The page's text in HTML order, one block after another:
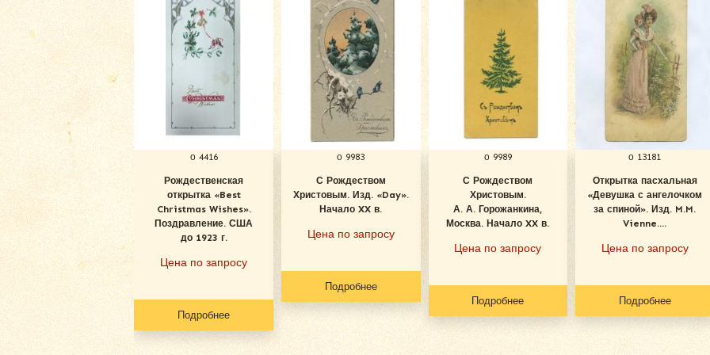
о 4416
Рождественская
открытка «Best
Christmas Wishes».
Поздравление. США
до 1923 г.
Цена по запросу
Подробнее
о 9983
С Рождеством
Христовым. Изд. «Day».
Начало XX в.
Цена по запросу
Подробнее
о 9989
С Рождеством
Христовым.
А. А. Горожанкина,
Москва. Начало XX в.
Цена по запросу
Подробнее
о 13181
Открытка пасхальная
«Девушка с ангелочком
за спиной». Изд. M.M.
Vienne....
Цена по запросу
Подробнее